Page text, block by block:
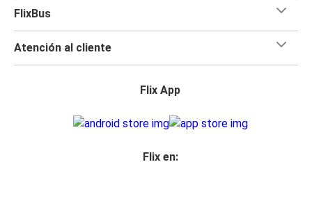
FlixBus
Atención al cliente
Flix App
Flix en: